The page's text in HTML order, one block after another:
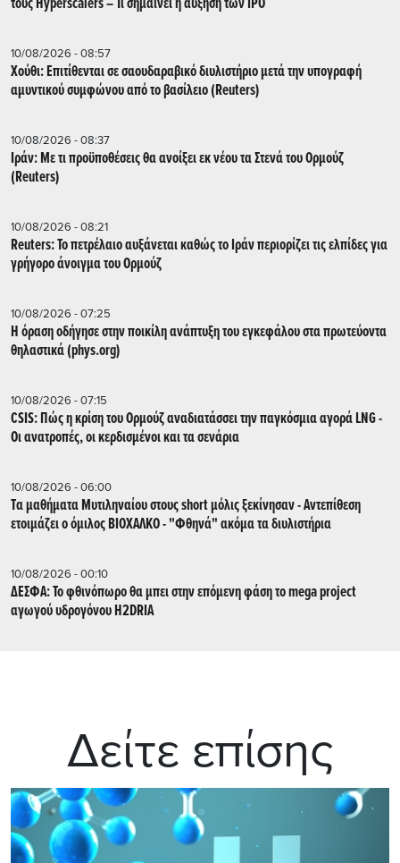
10/08/2026 - 08:57
Χούθι: Επιτίθενται σε σαουδαραβικό διυλιστήριο μετά την υπογραφή
αμυντικού συμφώνου από το βασίλειο (Reuters)
10/08/2026 - 08:37
Ιράν: Με τι προϋποθέσεις θα ανοίξει εκ νέου τα Στενά του Ορμούζ
(Reuters)
10/08/2026 - 08:21
Reuters: Το πετρέλαιο αυξάνεται καθώς το Ιράν περιορίζει τις ελπίδες για
γρήγορο άνοιγμα του Ορμούζ
10/08/2026 - 07:25
Η όραση οδήγησε στην ποικίλη ανάπτυξη του εγκεφάλου στα πρωτεύοντα
θηλαστικά (phys.org)
10/08/2026 - 07:15
CSIS: Πώς η κρίση του Ορμούζ αναδιατάσσει την παγκόσμια αγορά LNG -
Οι ανατροπές, οι κερδισμένοι και τα σενάρια
10/08/2026 - 06:00
Tα μαθήματα Μυτιληναίου στους short μόλις ξεκίνησαν - Αντεπίθεση
ετοιμάζει ο όμιλος ΒΙΟΧΑΛΚΟ - "Φθηνά" ακόμα τα διυλιστήρια
10/08/2026 - 00:10
ΔΕΣΦΑ: Το φθινόπωρο θα μπει στην επόμενη φάση το mega project
αγωγού υδρογόνου H2DRIA
Δείτε επίσης